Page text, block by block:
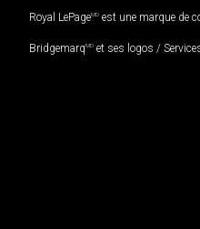
Royal LePageMD est une marque de
BridgemarqMD et ses logos /